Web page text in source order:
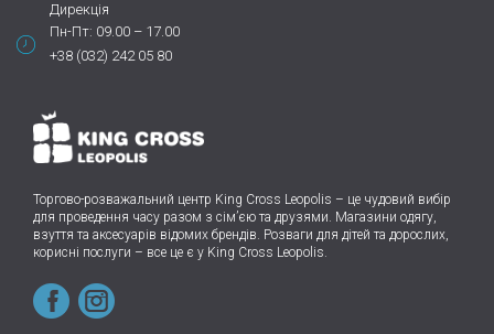
Дирекція
Пн-Пт: 09.00 – 17.00
+38 (032) 242 05 80
Торгово-розважальний центр King Cross Leopolis – це чудовий вибір
для проведення часу разом з сім’єю та друзями. Магазини одягу,
взуття та аксесуарів відомих брендів. Розваги для дітей та дорослих,
корисні послуги – все це є у King Cross Leopolis.